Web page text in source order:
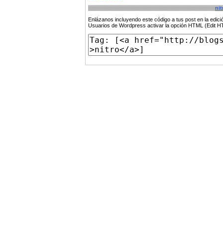
Enlázanos incluyendo este código a tus post en la
Usuarios de Wordpress activar la opción HTML (Edit